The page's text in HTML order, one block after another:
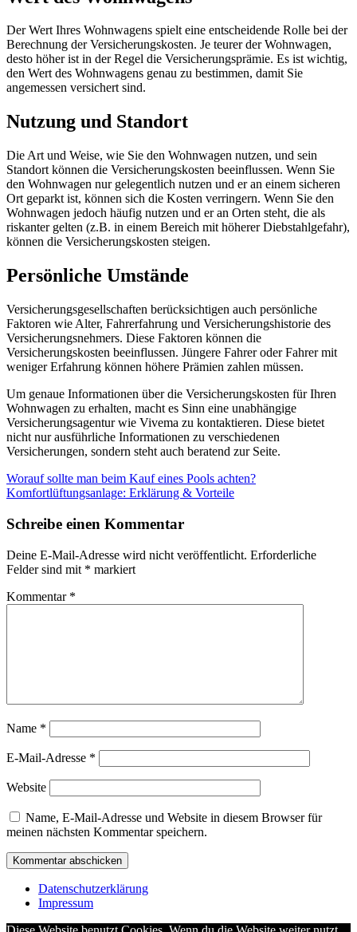
Der Wert Ihres Wohnwagens spielt eine entscheidende Rolle bei der
Berechnung der Versicherungskosten. Je teurer der Wohnwagen,
desto höher ist in der Regel die Versicherungsprämie. Es ist wichtig,
den Wert des Wohnwagens genau zu bestimmen, damit Sie
angemessen versichert sind.
Nutzung und Standort
Die Art und Weise, wie Sie den Wohnwagen nutzen, und sein
Standort können die Versicherungskosten beeinflussen. Wenn Sie
den Wohnwagen nur gelegentlich nutzen und er an einem sicheren
Ort geparkt ist, können sich die Kosten verringern. Wenn Sie den
Wohnwagen jedoch häufig nutzen und er an Orten steht, die als
riskanter gelten (z.B. in einem Bereich mit höherer Diebstahlgefahr),
können die Versicherungskosten steigen.
Persönliche Umstände
Versicherungsgesellschaften berücksichtigen auch persönliche
Faktoren wie Alter, Fahrerfahrung und Versicherungshistorie des
Versicherungsnehmers. Diese Faktoren können die
Versicherungskosten beeinflussen. Jüngere Fahrer oder Fahrer mit
weniger Erfahrung können höhere Prämien zahlen müssen.
Um genaue Informationen über die Versicherungskosten für Ihren
Wohnwagen zu erhalten, macht es Sinn eine unabhängige
Versicherungsagentur wie Vivema zu kontaktieren. Diese bietet
nicht nur ausführliche Informationen zu verschiedenen
Versicherungen, sondern steht auch beratend zur Seite.
Beitragsnavigation
Worauf sollte man beim Kauf eines Pools achten?
Komfortlüftungsanlage: Erklärung & Vorteile
Schreibe einen Kommentar
Deine E-Mail-Adresse wird nicht veröffentlicht. Erforderliche
Felder sind mit * markiert
Kommentar *
Name *
E-Mail-Adresse *
Website
Name, E-Mail-Adresse und Website in diesem Browser für
meinen nächsten Kommentar speichern.
Datenschutzerklärung
Impressum